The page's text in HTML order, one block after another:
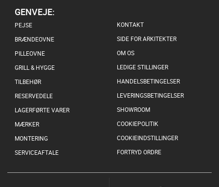
GENVEJE:
PEJSE
BRÆNDEOVNE
PILLEOVNE
GRILL & HYGGE
TILBEHØR
RESERVEDELE
LAGERFØRTE VARER
MÆRKER
MONTERING
SERVICEAFTALE
KONTAKT
SIDE FOR ARKITEKTER
OM OS
LEDIGE STILLINGER
HANDELSBETINGELSER
LEVERINGSBETINGELSER
SHOWROOM
COOKIEPOLITIK
COOKIEINDSTILLINGER
FORTRYD ORDRE